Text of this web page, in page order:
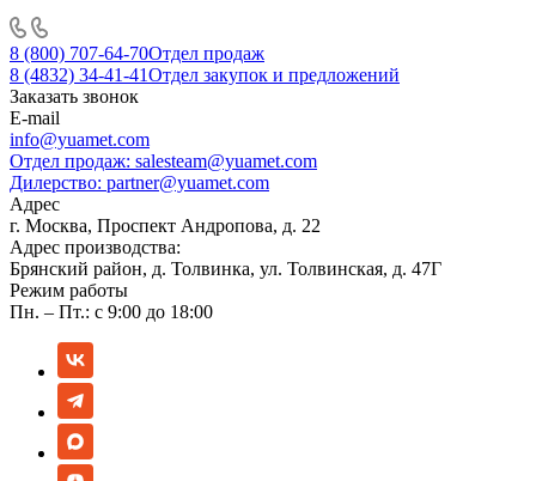
8 (800) 707-64-70Отдел продаж
8 (4832) 34-41-41Отдел закупок и предложений
Заказать звонок
E-mail
info@yuamet.com
Отдел продаж: salesteam@yuamet.com
Дилерство: partner@yuamet.com
Адрес
г. Москва, Проспект Андропова, д. 22
Адрес производства:
Брянский район, д. Толвинка, ул. Толвинская, д. 47Г
Режим работы
Пн. – Пт.: с 9:00 до 18:00